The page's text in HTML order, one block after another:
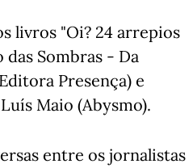
livros "Oi? 24 arrepios
Sombras - Da
Presença) e
Maio (Abysmo).
entre os jornalistas